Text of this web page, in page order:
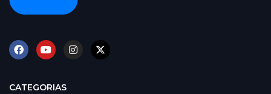
CATEGORIAS